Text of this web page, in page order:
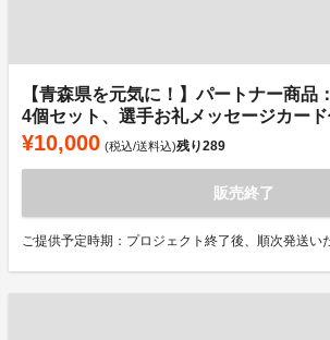
【青森県を元気に！】パートナー商品
4個セット、選手お礼メッセージカード
¥10,000 (税込/送料込)残り289
販売終了
ご提供予定時期：プロジェクト終了後、順次発送い